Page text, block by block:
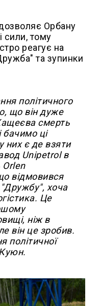
Орбану
сили, тому
реагує на
та зупинки
політичного
що він дуже
смерть
бачимо ці
них є де взяти
Unipetrol в
Оrlen
відмовився
"Дружбу", хоча
Це
ніж в
він це зробив.
політичної